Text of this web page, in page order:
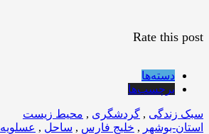
Rate this post
دسته‌ها
برچسب‌ها
سبک زندگی , گردشگری , محیط زیست
استان-بوشهر , خلیج فارس , ساحل , عسلویه